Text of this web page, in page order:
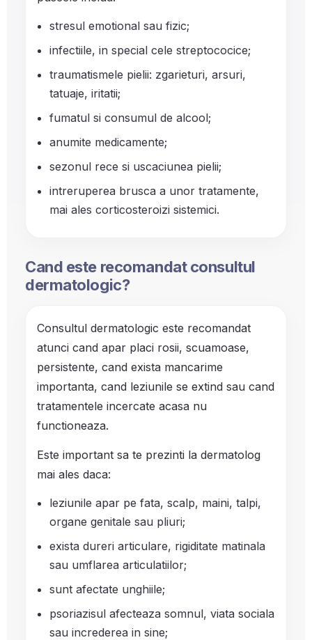
stresul emotional sau fizic;
infectiile, in special cele streptococice;
traumatismele pielii: zgarieturi, arsuri,
tatuaje, iritatii;
fumatul si consumul de alcool;
anumite medicamente;
sezonul rece si uscaciunea pielii;
intreruperea brusca a unor tratamente,
mai ales corticosteroizi sistemici.
Cand este recomandat consultul
dermatologic?
Consultul dermatologic este recomandat
atunci cand apar placi rosii, scuamoase,
persistente, cand exista mancarime
importanta, cand leziunile se extind sau cand
tratamentele incercate acasa nu
functioneaza.
Este important sa te prezinti la dermatolog
mai ales daca:
leziunile apar pe fata, scalp, maini, talpi,
organe genitale sau pliuri;
exista dureri articulare, rigiditate matinala
sau umflarea articulatiilor;
sunt afectate unghiile;
psoriazisul afecteaza somnul, viata sociala
sau increderea in sine;